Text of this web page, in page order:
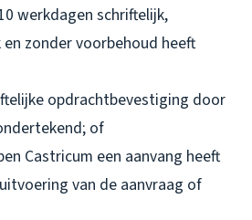
werkdagen schriftelijk,
zonder voorbehoud heeft
opdrachtbevestiging door
of
Castricum een aanvang heeft
van de aanvraag of